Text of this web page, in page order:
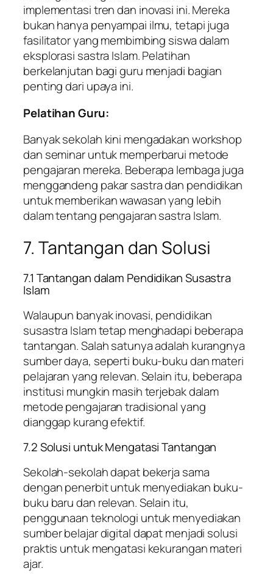
implementasi tren dan inovasi ini. Mereka
bukan hanya penyampai ilmu, tetapi juga
fasilitator yang membimbing siswa dalam
eksplorasi sastra Islam. Pelatihan
berkelanjutan bagi guru menjadi bagian
penting dari upaya ini.
Pelatihan Guru:
Banyak sekolah kini mengadakan workshop
dan seminar untuk memperbarui metode
pengajaran mereka. Beberapa lembaga juga
menggandeng pakar sastra dan pendidikan
untuk memberikan wawasan yang lebih
dalam tentang pengajaran sastra Islam.
7. Tantangan dan Solusi
7.1 Tantangan dalam Pendidikan Susastra
Islam
Walaupun banyak inovasi, pendidikan
susastra Islam tetap menghadapi beberapa
tantangan. Salah satunya adalah kurangnya
sumber daya, seperti buku-buku dan materi
pelajaran yang relevan. Selain itu, beberapa
institusi mungkin masih terjebak dalam
metode pengajaran tradisional yang
dianggap kurang efektif.
7.2 Solusi untuk Mengatasi Tantangan
Sekolah-sekolah dapat bekerja sama
dengan penerbit untuk menyediakan buku-
buku baru dan relevan. Selain itu,
penggunaan teknologi untuk menyediakan
sumber belajar digital dapat menjadi solusi
praktis untuk mengatasi kekurangan materi
ajar.